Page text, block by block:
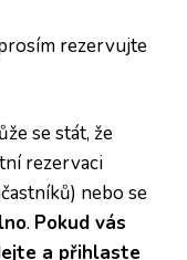
rezervujte
se stát, že
rezervaci
nebo se
. Pokud vás
a přihlaste